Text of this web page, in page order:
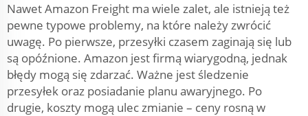
Nawet Amazon Freight ma wiele zalet, ale istnieją też
pewne typowe problemy, na które należy zwrócić
uwagę. Po pierwsze, przesyłki czasem zaginają się lub
są opóźnione. Amazon jest firmą wiarygodną, jednak
błędy mogą się zdarzać. Ważne jest śledzenie
przesyłek oraz posiadanie planu awaryjnego. Po
drugie, koszty mogą ulec zmianie – ceny rosną w